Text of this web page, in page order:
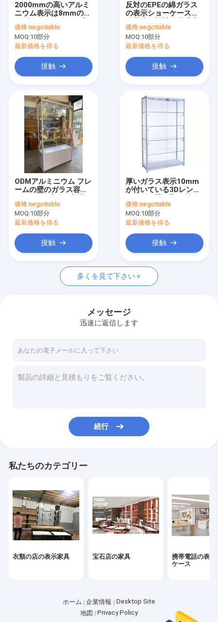
私達に連絡しなさい
引用を要求しなさい
衣類の店の表示家具
宝石店の家具
携帯電話の表示ショーケース
光学店の飾り戸棚
ガラス表示ショーケース
腕時計ショーケースを表示するため
靴の陳列だな
袋の表示棚
喫茶店の表示
かつらの陳列ケース
2000mmの高いアルミ
ニウム表示は8mmの和
の表示ショーケースを
展示する
価格:negotiable
MOQ:10部分
最新価格を得る
接触
反対のEPEの綿ガラス
の表示ショーケースの
価格:negotiable
MOQ:10部分
最新価格を得る
接触
ODMアルミニウム フレ
ームの壁のガラス容器
のショーケース
価格:negotiable
MOQ:10部分
最新価格を得る
接触
厚いガラス表示10mm
が付いている3Dレンダ
られたショーケース
価格:negotiable
MOQ:10部分
最新価格を得る
接触
多くを見て下さい
メッセージ
迅速に返信します
続行
私たちのカテゴリー
衣類の店の表示家具 宝石店の家具
携帯電話の表示
ケース
ホーム 企業情報
Desktop Site
地図
Privacy Policy